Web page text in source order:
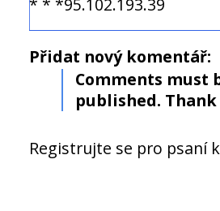
* * *95.102.193.39
Přidat nový komentář:
Comments must
published. Thank
Registrujte se pro psaní